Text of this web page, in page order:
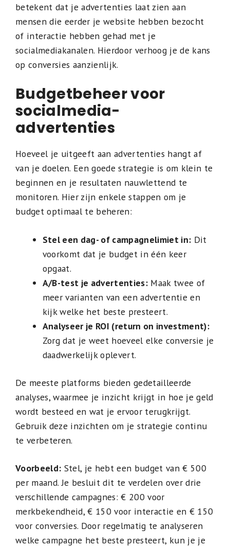
betekent dat je advertenties laat zien aan
mensen die eerder je website hebben bezocht
of interactie hebben gehad met je
socialmediakanalen. Hierdoor verhoog je de kans
op conversies aanzienlijk.
Budgetbeheer voor
socialmedia-
advertenties
Hoeveel je uitgeeft aan advertenties hangt af
van je doelen. Een goede strategie is om klein te
beginnen en je resultaten nauwlettend te
monitoren. Hier zijn enkele stappen om je
budget optimaal te beheren:
Stel een dag- of campagnelimiet in: Dit
voorkomt dat je budget in één keer
opgaat.
A/B-test je advertenties: Maak twee of
meer varianten van een advertentie en
kijk welke het beste presteert.
Analyseer je ROI (return on investment):
Zorg dat je weet hoeveel elke conversie je
daadwerkelijk oplevert.
De meeste platforms bieden gedetailleerde
analyses, waarmee je inzicht krijgt in hoe je geld
wordt besteed en wat je ervoor terugkrijgt.
Gebruik deze inzichten om je strategie continu
te verbeteren.
Voorbeeld: Stel, je hebt een budget van € 500
per maand. Je besluit dit te verdelen over drie
verschillende campagnes: € 200 voor
merkbekendheid, € 150 voor interactie en € 150
voor conversies. Door regelmatig te analyseren
welke campagne het beste presteert, kun je je